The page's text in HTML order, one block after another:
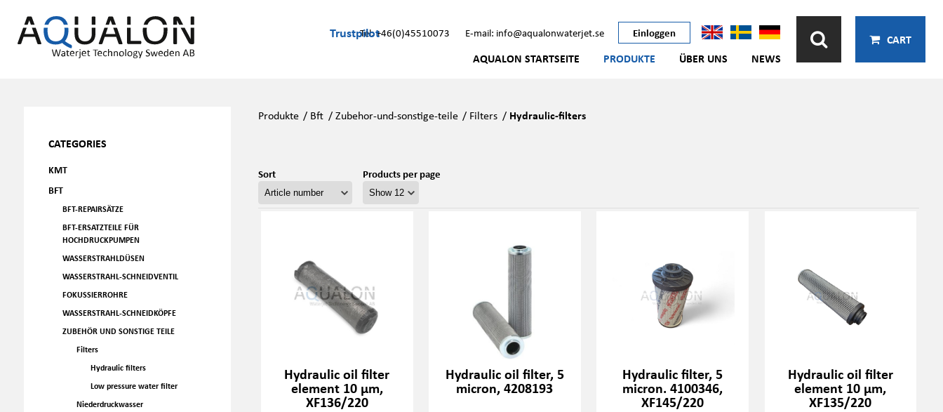
TrustpilotTel: +46(0)45510073 E-mail: info@aqualonwaterjet.se Einloggen
AQUALON STARTSEITE PRODUKTE ÜBER UNS NEWS
CART
CATEGORIES
KMT
BFT
BFT-REPAIRSÄTZE
BFT-ERSATZTEILE FÜR
HOCHDRUCKPUMPEN
WASSERSTRAHLDÜSEN
WASSERSTRAHL-SCHNEIDVENTIL
FOKUSSIERROHRE
WASSERSTRAHL-SCHNEIDKÖPFE
ZUBEHÖR UND SONSTIGE TEILE
Filters
Hydraulic filters
Low pressure water filter
Niederdruckwasser
Produkte / Bft /Zubehor-und-sonstige-teile / Filters / Hydraulic-filters
Sort Products per page
Hydraulic oil filter
element 10 µm,
XF136/220
Hydraulic oil filter, 5
micron, 4208193
Hydraulic filter, 5
micron. 4100346,
XF145/220
Hydraulic oil filter
element 10 µm,
XF135/220